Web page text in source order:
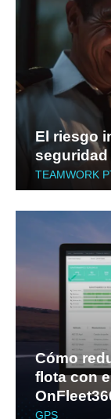
El riesgo
TEAMWORK
Cómo
flota con
GPS